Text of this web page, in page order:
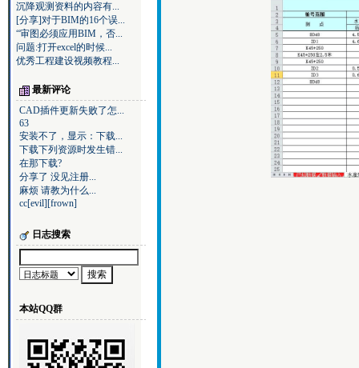
沉降观测资料的内容有...
[分享]对于BIM的16个误...
“审图必须应用BIM，否...
问题:打开excel的时候...
优秀工程建设视频教程...
最新评论
CAD插件更新失败了怎...
63
安装不了，显示：下载...
下载下列资源时发生错...
在那下载?
分享了 没见注册...
麻烦 请教为什么...
cc[evil][frown]
日志搜索
本站QQ群